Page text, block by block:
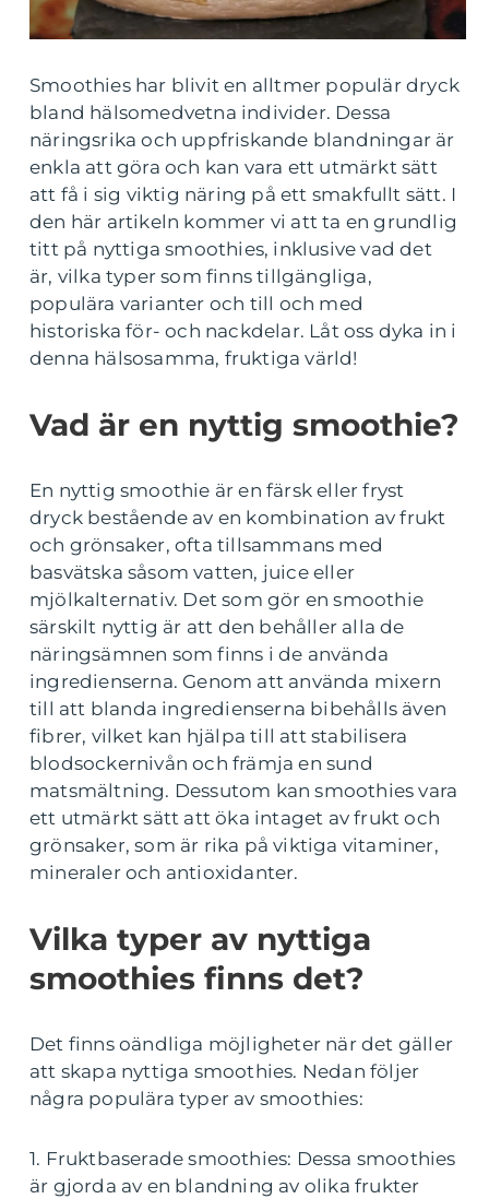
Smoothies har blivit en alltmer populär dryck
bland hälsomedvetna individer. Dessa
näringsrika och uppfriskande blandningar är
enkla att göra och kan vara ett utmärkt sätt
att få i sig viktig näring på ett smakfullt sätt. I
den här artikeln kommer vi att ta en grundlig
titt på nyttiga smoothies, inklusive vad det
är, vilka typer som finns tillgängliga,
populära varianter och till och med
historiska för- och nackdelar. Låt oss dyka in i
denna hälsosamma, fruktiga värld!
Vad är en nyttig smoothie?
En nyttig smoothie är en färsk eller fryst
dryck bestående av en kombination av frukt
och grönsaker, ofta tillsammans med
basvätska såsom vatten, juice eller
mjölkalternativ. Det som gör en smoothie
särskilt nyttig är att den behåller alla de
näringsämnen som finns i de använda
ingredienserna. Genom att använda mixern
till att blanda ingredienserna bibehålls även
fibrer, vilket kan hjälpa till att stabilisera
blodsockernivån och främja en sund
matsmältning. Dessutom kan smoothies vara
ett utmärkt sätt att öka intaget av frukt och
grönsaker, som är rika på viktiga vitaminer,
mineraler och antioxidanter.
Vilka typer av nyttiga
smoothies finns det?
Det finns oändliga möjligheter när det gäller
att skapa nyttiga smoothies. Nedan följer
några populära typer av smoothies:
1. Fruktbaserade smoothies: Dessa smoothies
är gjorda av en blandning av olika frukter